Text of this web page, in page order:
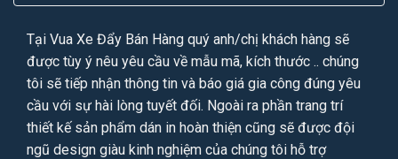
Tại Vua Xe Đẩy Bán Hàng quý anh/chị khách hàng sẽ
được tùy ý nêu yêu cầu về mẫu mã, kích thước .. chúng
tôi sẽ tiếp nhận thông tin và báo giá gia công đúng yêu
cầu với sự hài lòng tuyết đối. Ngoài ra phần trang trí
thiết kế sản phẩm dán in hoàn thiện cũng sẽ được đội
ngũ design giàu kinh nghiệm của chúng tôi hỗ trợ